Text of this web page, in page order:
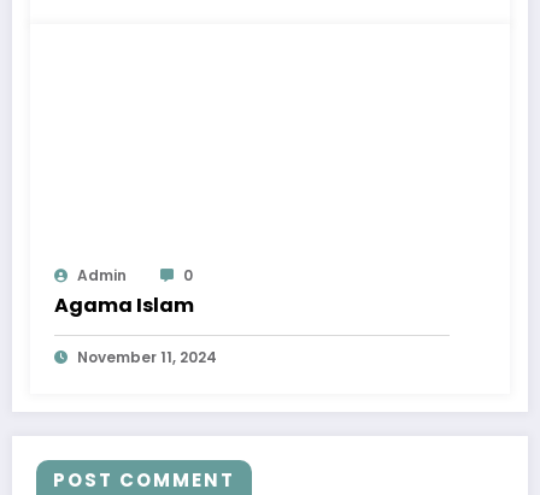
Admin 0
Agama Islam
November 11, 2024
POST COMMENT